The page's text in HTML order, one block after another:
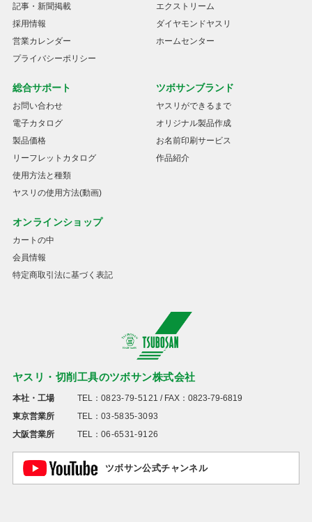
ヤスリ・切削工具のツボサン株式会社
本社・工場 TEL： 0823-79-5121 / FAX：0823-79-6819
東京営業所
TEL： 03-5835-3093
大阪営業所
TEL： 06-6531-9126
ツボサン公式チャンネル
記事・新聞掲載
採用情報
営業カレンダー
プライバシーポリシー
エクストリーム
ダイヤモンドヤスリ
ホームセンター
総合サポート
お問い合わせ
電子カタログ
製品価格
リーフレットカタログ
使用方法と種類
ヤスリの使用方法(動画)
ツボサンブランド
ヤスリができるまで
オリジナル製品作成
お名前印刷サービス
作品紹介
オンラインショップ
カートの中
会員情報
特定商取引法に基づく表記